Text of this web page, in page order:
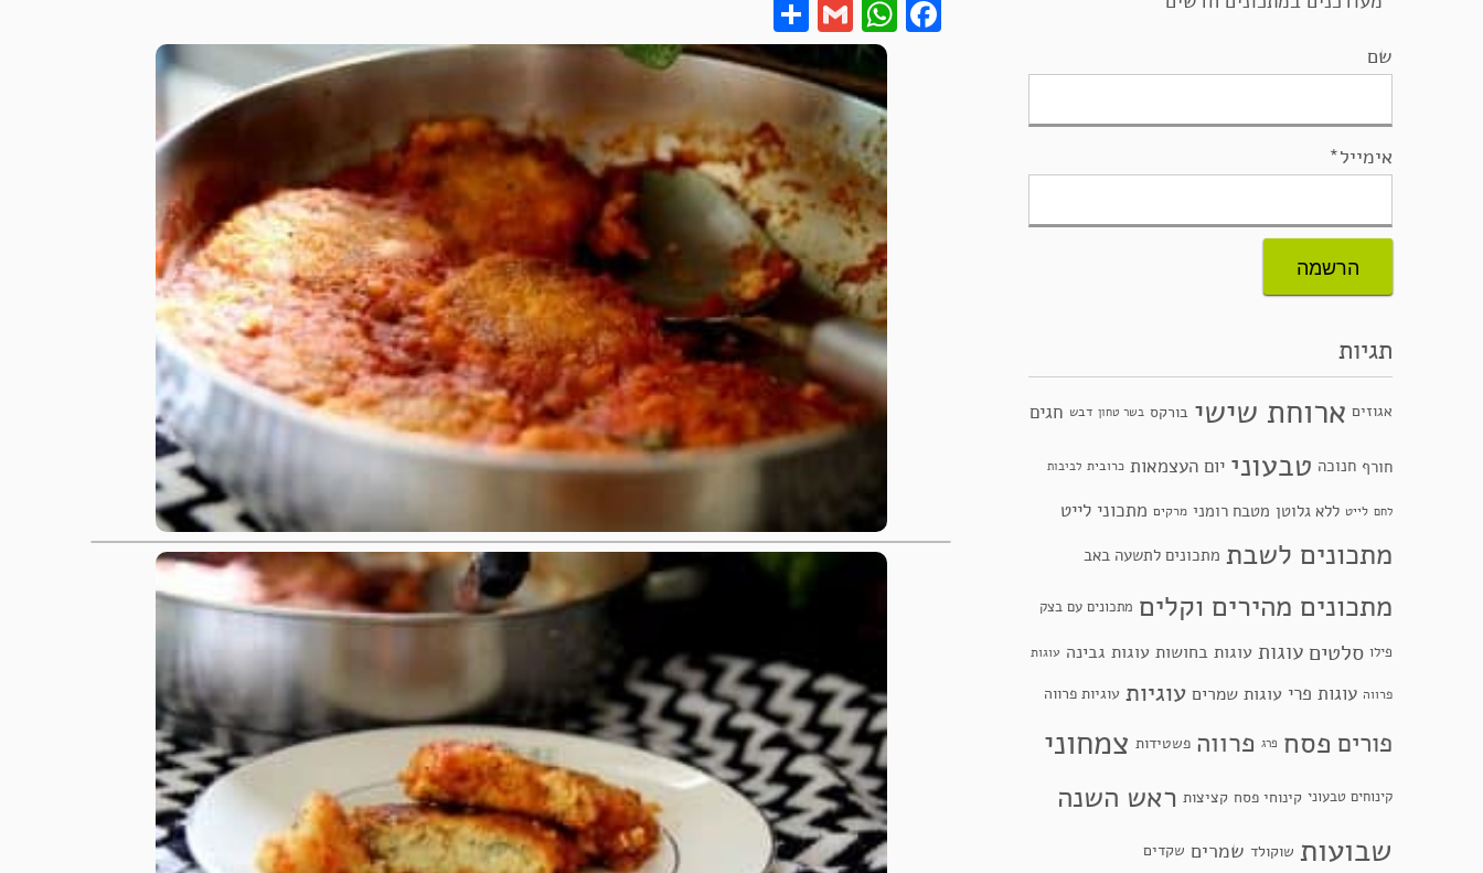
Facebook
WhatsApp
Gmail
שם
אימייל*
תגיות
אגוזים ארוחת שישי בורקס בשר טחון דבש חגים
חורף חנוכה טבעוני יום העצמאות כרובית לביבות
לחם לייט ללא גלוטן מטבח רומני מרקים מתכוני לייט
מתכונים לשבת מתכונים לתשעה באב
מתכונים מהירים וקלים מתכונים עם בצק
פילו סלטים עוגות עוגות בחושות עוגות גבינה עוגות
פרווה עוגות פרי עוגות שמרים עוגיות עוגיות פרווה
פורים פסח פרג פרווה פשטידות צמחוני
קינוחים טבעוני קינוחי פסח קציצות ראש השנה
שבועות שוקולד שמרים שקדים